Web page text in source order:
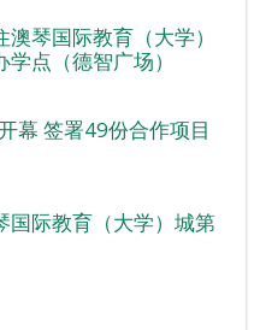
琴国际教育（大学）
点（德智广场）
幕 签署49份合作项目
国际教育（大学）城第